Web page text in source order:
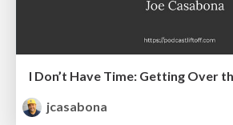
jcasabona